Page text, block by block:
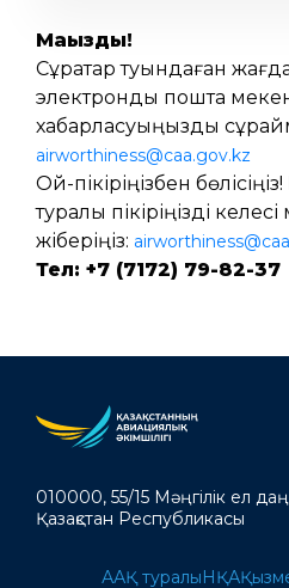
Маңызды!
Сұрақтар туындаған
электрондық пошта
хабарласуыңызды
airworthiness@caa.gov.kz
Ой-пікіріңізбен
туралы пікіріңізді
жіберіңіз:
Тел: +7 (7172) 79-82-37
010000, 55/15 Мәңгілік ел
Қазақстан Республикасы
ААҚ туралы НҚА